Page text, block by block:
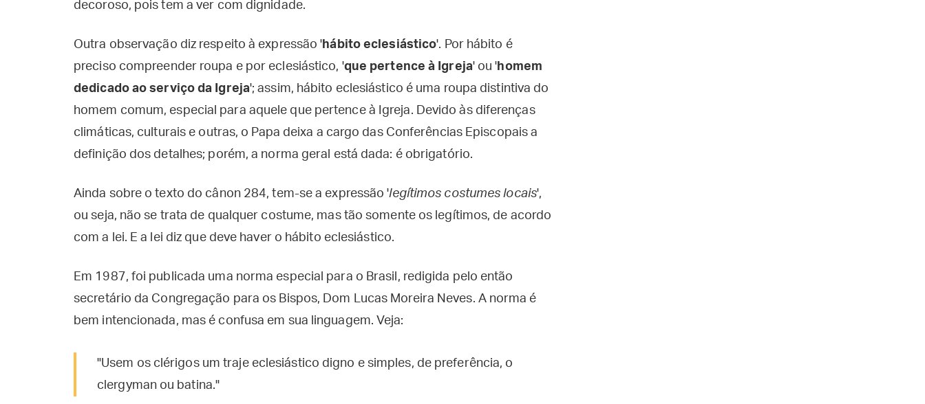
decoroso, pois tem a ver com dignidade.
Outra observação diz respeito à expressão 'hábito eclesiástico'. Por hábito é
preciso compreender roupa e por eclesiástico, 'que pertence à Igreja' ou 'homem
dedicado ao serviço da Igreja'; assim, hábito eclesiástico é uma roupa distintiva do
homem comum, especial para aquele que pertence à Igreja. Devido às diferenças
climáticas, culturais e outras, o Papa deixa a cargo das Conferências Episcopais a
definição dos detalhes; porém, a norma geral está dada: é obrigatório.
Ainda sobre o texto do cânon 284, tem-se a expressão 'legítimos costumes locais',
ou seja, não se trata de qualquer costume, mas tão somente os legítimos, de acordo
com a lei. E a lei diz que deve haver o hábito eclesiástico.
Em 1987, foi publicada uma norma especial para o Brasil, redigida pelo então
secretário da Congregação para os Bispos, Dom Lucas Moreira Neves. A norma é
bem intencionada, mas é confusa em sua linguagem. Veja:
"Usem os clérigos um traje eclesiástico digno e simples, de preferência, o
clergyman ou batina."